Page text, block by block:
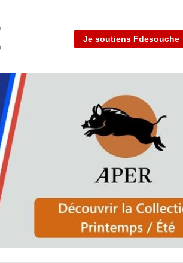
Je soutiens Fdesouche